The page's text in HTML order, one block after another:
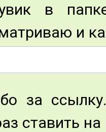
в
и
за
ставить